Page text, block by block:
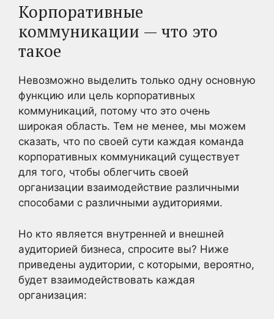
Корпоративные
коммуникации — что это
такое
Невозможно выделить только одну основную
функцию или цель корпоративных
коммуникаций, потому что это очень
широкая область. Тем не менее, мы можем
сказать, что по своей сути каждая команда
корпоративных коммуникаций существует
для того, чтобы облегчить своей
организации взаимодействие различными
способами с различными аудиториями.
Но кто является внутренней и внешней
аудиторией бизнеса, спросите вы? Ниже
приведены аудитории, с которыми, вероятно,
будет взаимодействовать каждая
организация: